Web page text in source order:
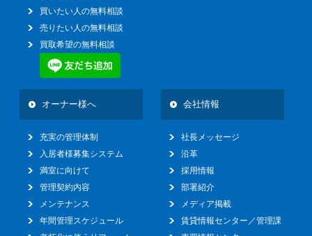
買いたい人の無料相談
売りたい人の無料相談
買取希望の無料相談
オーナー様へ
充実の管理体制
入居者様募集システム
満室に向けて
管理契約内容
メンテナンス
年間管理スケジュール
会社情報
社長メッセージ
沿革
採用情報
部署紹介
メディア掲載
賃貸情報センター／管理課